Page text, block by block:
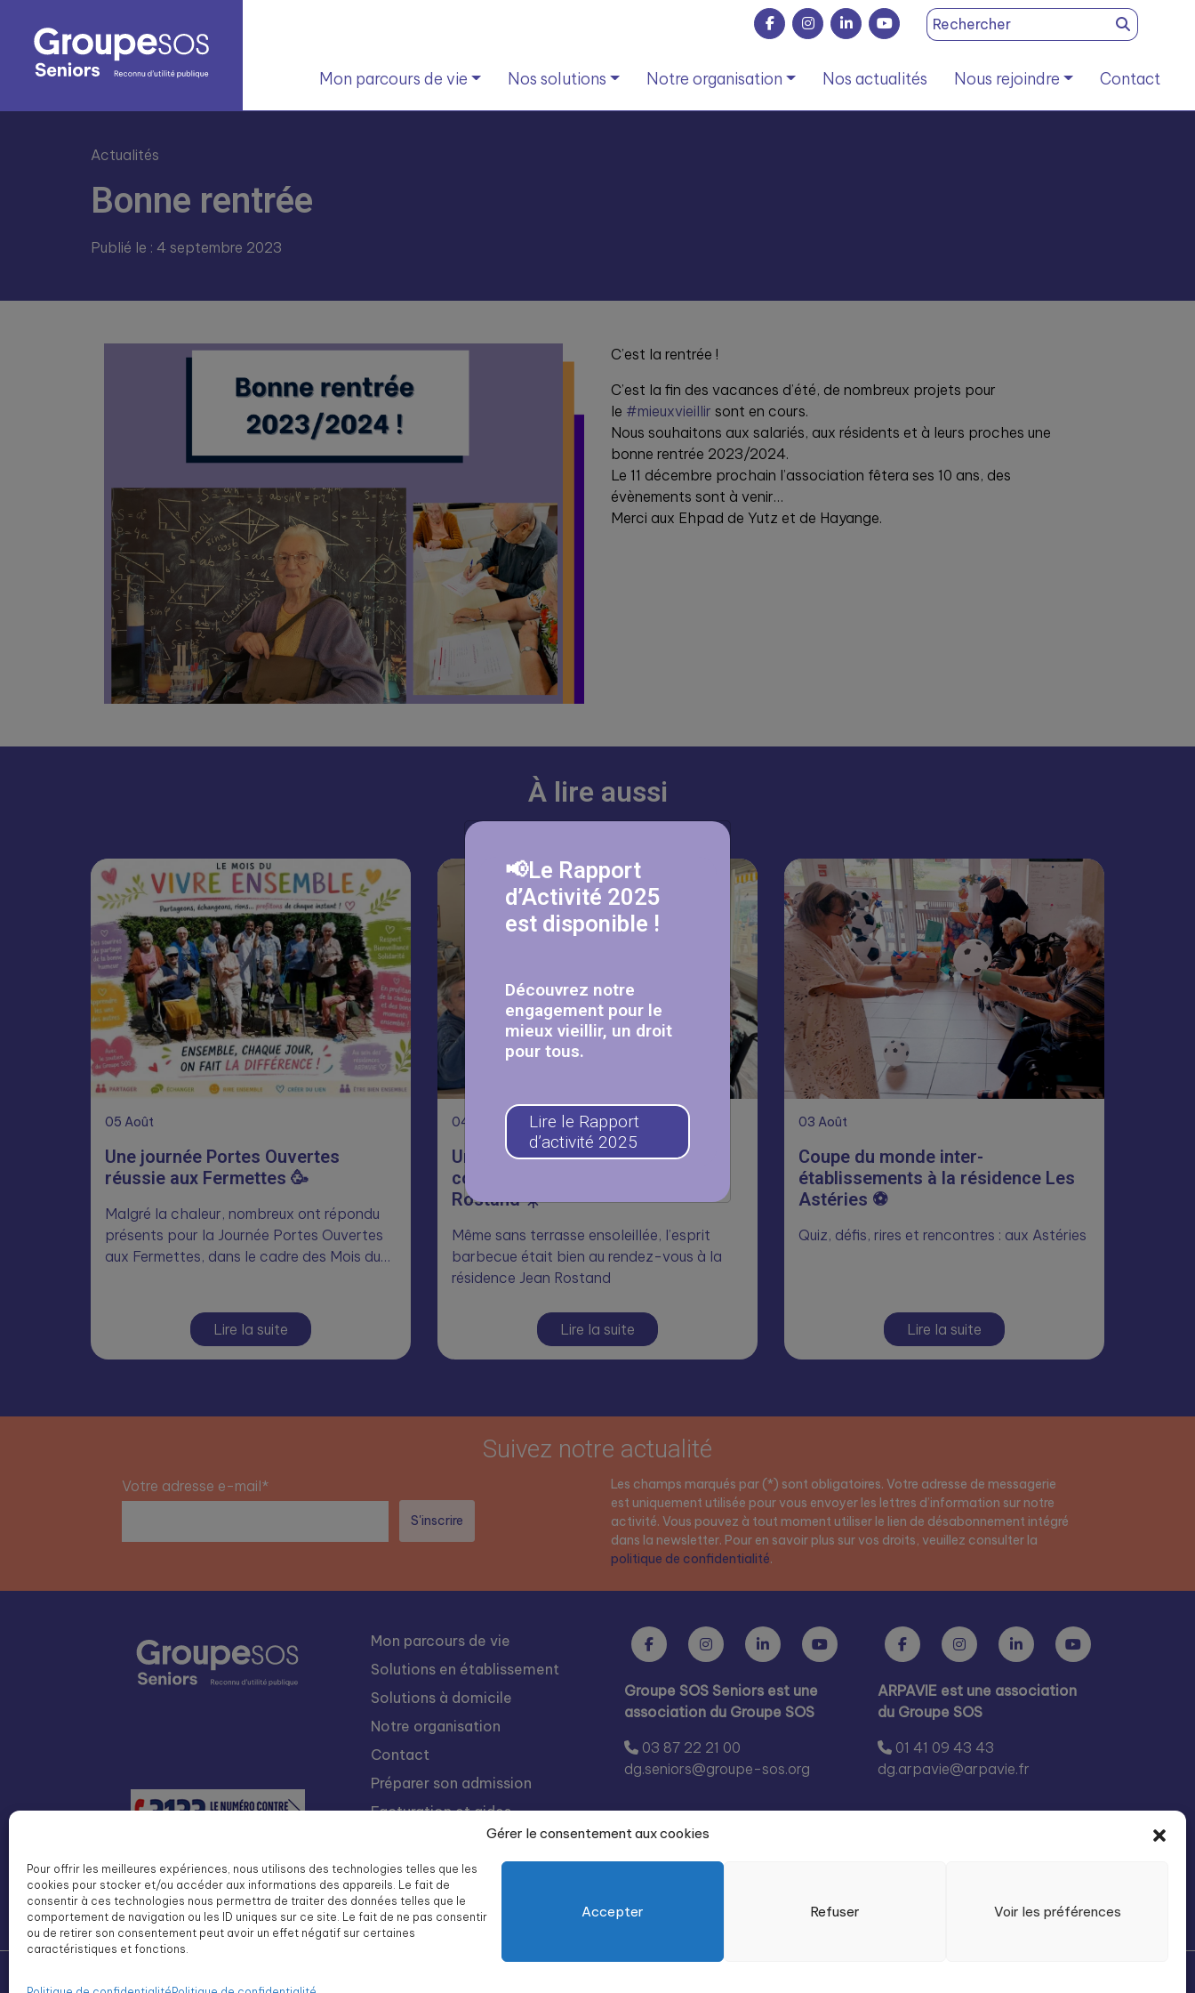
Gérer le consentement aux cookies
Pour offrir les meilleures expériences, nous utilisons des technologies telles que les
cookies pour stocker et/ou accéder aux informations des appareils. Le fait de
consentir à ces technologies nous permettra de traiter des données telles que le
comportement de navigation ou les ID uniques sur ce site. Le fait de ne pas consentir
ou de retirer son consentement peut avoir un effet négatif sur certaines
caractéristiques et fonctions.
Accepter Refuser Voir les préférences
Search
for:
Mon parcours de vie Nos solutions Notre organisation Nos actualités Nous rejoindre Contact
Actualités
Bonne rentrée
Publié le : 4 septembre 2023
C’est la rentrée !
C’est la fin des vacances d’été, de nombreux projets pour
le #mieuxvieillir sont en cours.
Nous souhaitons aux salariés, aux résidents et à leurs proches une
bonne rentrée 2023/2024.
Le 11 décembre prochain l’association fêtera ses 10 ans, des
évènements sont à venir…
Merci aux Ehpad de Yutz et de Hayange.
À lire aussi
05 Août
Une journée Portes Ouvertes
réussie aux Fermettes 🥳
Malgré la chaleur, nombreux ont répondu
présents pour la Journée Portes Ouvertes
aux Fermettes, dans le cadre des Mois du…
Lire la suite
04
Un été placé sous le signe de la
convivialité à la résidence Jean
Rostand ☀️
Même sans terrasse ensoleillée, l’esprit
barbecue était bien au rendez-vous à la
résidence Jean Rostand
Lire la suite
03 Août
Coupe du monde inter-
établissements à la résidence Les
Astéries ⚽
Quiz, défis, rires et rencontres : aux Astéries
Lire la suite
Suivez notre actualité
Votre adresse e-mail*
Les champs marqués par (*) sont obligatoires. Votre adresse de messagerie
est uniquement utilisée pour vous envoyer les lettres d’information sur notre
activité. Vous pouvez à tout moment utiliser le lien de désabonnement intégré
dans la newsletter. Pour en savoir plus sur vos droits, veuillez consulter la
politique de confidentialité.
Mon parcours de vie
Solutions en établissement
Solutions à domicile
Notre organisation
Contact
Préparer son admission
Facturation et aides
Intégration
Liste des résidences Groupe
SOS Seniors
Groupe SOS Seniors est une
association du Groupe SOS
03 87 22 21 00
dg.seniors@groupe-sos.org
ARPAVIE est une association
du Groupe SOS
01 41 09 43 43
dg.arpavie@arpavie.fr
📢Le Rapport
d’Activité 2025
est disponible !
Découvrez notre
engagement pour le
mieux vieillir, un droit
pour tous.
Lire le Rapport
d’activité 2025